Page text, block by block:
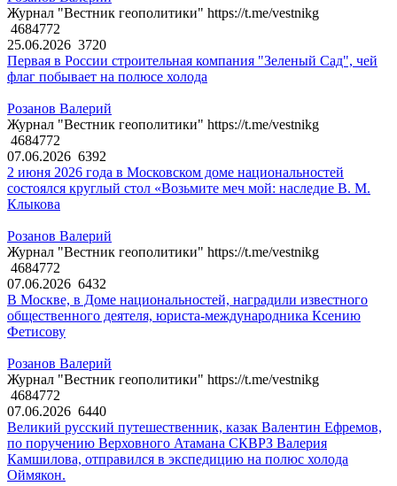
Журнал "Вестник геополитики" https://t.me/vestnikg
4684772
25.06.2026 3720
Первая в России строительная компания "Зеленый Сад", чей
флаг побывает на полюсе холода
Розанов Валерий
Журнал "Вестник геополитики" https://t.me/vestnikg
4684772
07.06.2026 6392
2 июня 2026 года в Московском доме национальностей
состоялся круглый стол «Возьмите меч мой: наследие В. М.
Клыкова
Розанов Валерий
Журнал "Вестник геополитики" https://t.me/vestnikg
4684772
07.06.2026 6432
В Москве, в Доме национальностей, наградили известного
общественного деятеля, юриста-международника Ксению
Фетисову
Розанов Валерий
Журнал "Вестник геополитики" https://t.me/vestnikg
4684772
07.06.2026 6440
Великий русский путешественник, казак Валентин Ефремов,
по поручению Верховного Атамана СКВРЗ Валерия
Камшилова, отправился в экспедицию на полюс холода
Оймякон.